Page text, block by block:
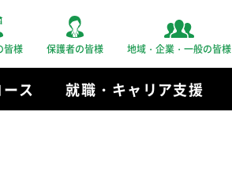
皆様 保護者の皆様 地域・企業・一般の皆様
ス 就職・キャリア支援